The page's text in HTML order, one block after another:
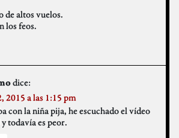
de altos vuelos.
los feos.
dice:
2015 a las 1:15 pm
con la niña pija, he escuchado el vídeo
todavía es peor.